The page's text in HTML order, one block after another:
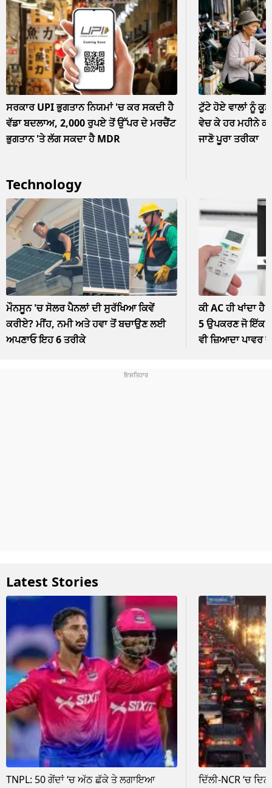
ਸਰਕਾਰ UPI ਭੁਗਤਾਨ ਨਿਯਮਾਂ 'ਚ ਕਰ ਸਕਦੀ ਹੈ
ਵੱਡਾ ਬਦਲਾਅ, 2,000 ਰੁਪਏ ਤੋਂ ਉੱਪਰ ਦੇ ਮਰਚੈਂਟ
ਭੁਗਤਾਨ 'ਤੇ ਲੱਗ ਸਕਦਾ ਹੈ MDR
ਟੁੱਟੇ ਹੋਏ ਵਾਲਾਂ ਨੂੰ
ਵੇਚ ਕੇ ਹਰ ਮਹੀਨੇ
ਜਾਣੋ ਪੂਰਾ ਤਰੀਕਾ
Technology
ਮੌਨਸੂਨ 'ਚ ਸੋਲਰ ਪੈਨਲਾਂ ਦੀ ਸੁਰੱਖਿਆ ਕਿਵੇਂ
ਕਰੀਏ? ਮੀਂਹ, ਨਮੀ ਅਤੇ ਹਵਾ ਤੋਂ ਬਚਾਉਣ ਲਈ
ਅਪਣਾਓ ਇਹ 6 ਤਰੀਕੇ
ਕੀ AC ਹੀ ਖਾਂਦਾ
5 ਉਪਕਰਣ ਜੋ ਇੱਕ
ਵੀ ਜ਼ਿਆਦਾ ਪਾਵਰ
Latest Stories
TNPL: 50 ਗੇਂਦਾਂ ‘ਚ ਅੱਠ ਛੱਕੇ ਤੇ ਲਗਾਇਆ
ਦਿੱਲੀ-NCR ‘ਚ